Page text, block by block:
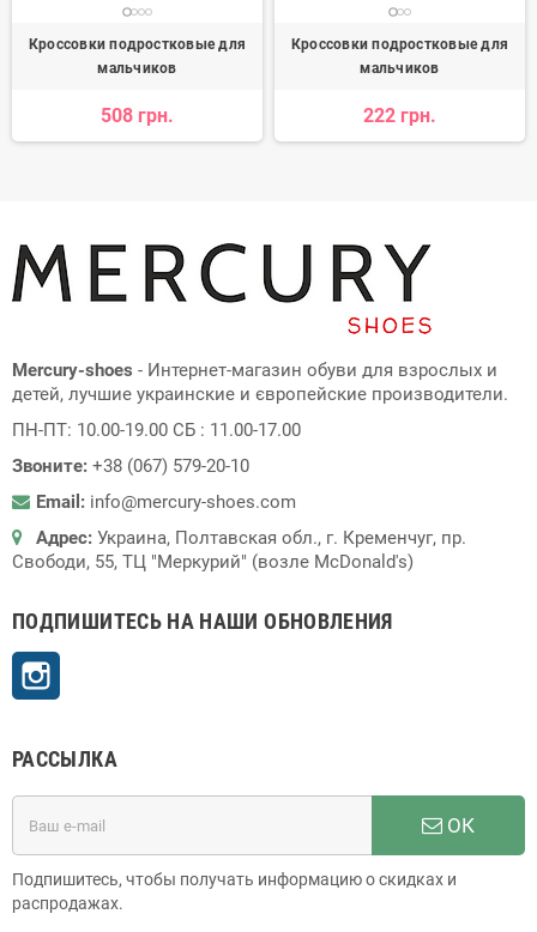
Кроссовки подростковые для
мальчиков
508 грн.
Кроссовки подростковые для
мальчиков
222 грн.
Mercury-shoes - Интернет-магазин обуви для взрослых и
детей, лучшие украинские и європейские производители.
ПН-ПТ: 10.00-19.00 СБ : 11.00-17.00
Звоните: +38 (067) 579-20-10
Email: info@mercury-shoes.com
Адрес: Украина, Полтавская обл., г. Кременчуг, пр.
Свободи, 55, ТЦ "Меркурий" (возле McDonald's)
ПОДПИШИТЕСЬ НА НАШИ ОБНОВЛЕНИЯ
РАССЫЛКА
ОК
Подпишитесь, чтобы получать информацию о скидках и
распродажах.